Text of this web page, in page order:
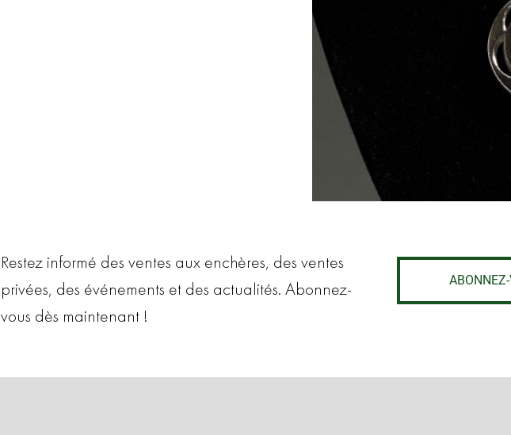
Restez informé des ventes aux enchères, des ventes
privées, des événements et des actualités. Abonnez-
vous dès maintenant !